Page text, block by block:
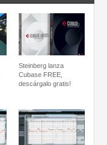
Steinberg lanza
Cubase FREE,
descárgalo gratis!